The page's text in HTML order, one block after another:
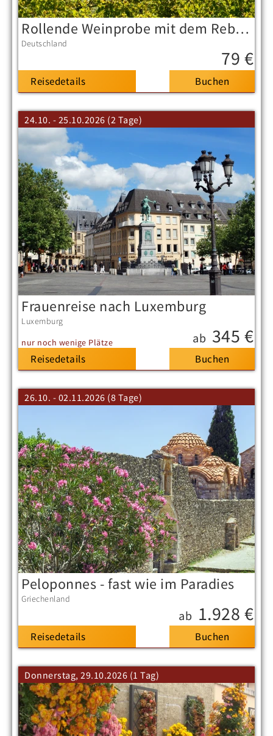
Rollende Weinprobe mit dem Rebenbummler
Deutschland
79 €
Reisedetails
24.10. - 25.10.2026 (2 Tage)
Frauenreise nach Luxemburg
Luxemburg
nur noch wenige Plätze
ab 345 €
Reisedetails
26.10. - 02.11.2026 (8 Tage)
Peloponnes - fast wie im Paradies
Griechenland
ab 1.928 €
Reisedetails
Donnerstag, 29.10.2026 (1 Tag)